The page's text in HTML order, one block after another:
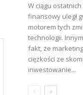
W ciągu
finansowy uległ
motorem tych
technologii.
fakt, że
ciężkości ze
inwestowanie...